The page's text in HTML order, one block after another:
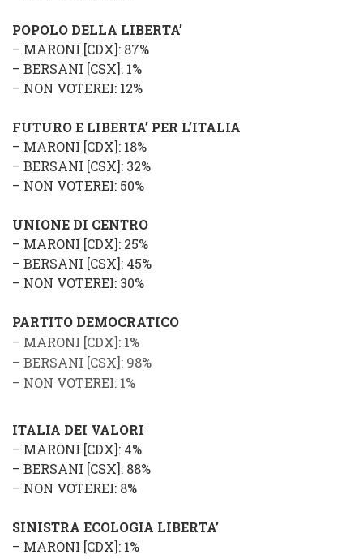
POPOLO DELLA LIBERTA’
– MARONI [CDX]: 87%
– BERSANI [CSX]: 1%
– NON VOTEREI: 12%
FUTURO E LIBERTA’ PER L’ITALIA
– MARONI [CDX]: 18%
– BERSANI [CSX]: 32%
– NON VOTEREI: 50%
UNIONE DI CENTRO
– MARONI [CDX]: 25%
– BERSANI [CSX]: 45%
– NON VOTEREI: 30%
PARTITO DEMOCRATICO
– MARONI [CDX]: 1%
– BERSANI [CSX]: 98%
– NON VOTEREI: 1%
ITALIA DEI VALORI
– MARONI [CDX]: 4%
– BERSANI [CSX]: 88%
– NON VOTEREI: 8%
SINISTRA ECOLOGIA LIBERTA’
– MARONI [CDX]: 1%